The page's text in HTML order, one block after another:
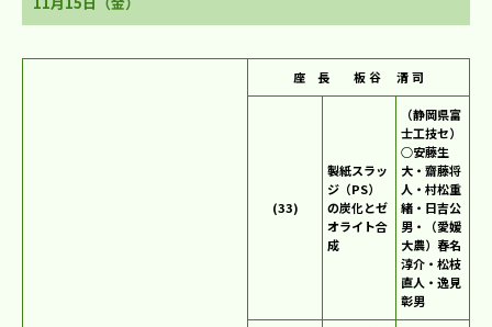
座 長 板 谷 清 司
(33)
製紙スラッ
ジ（PS）
の炭化とゼ
オライト合
成
（静岡県富
士工技セ）
○安藤生
大・齋藤将
人・村松重
緒・日吉公
男・（愛媛
大農）春名
淳介・松枝
直人・逸見
彰男